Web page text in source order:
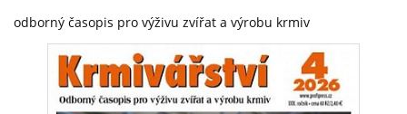
odborný časopis pro výživu zvířat a výrobu krmiv